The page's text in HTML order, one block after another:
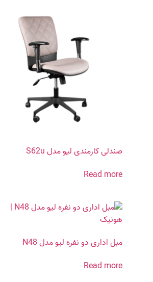
صندلی کارمندی لیو مدل S62u
Read more
مبل اداری دو نفره لیو مدل N48
Read more